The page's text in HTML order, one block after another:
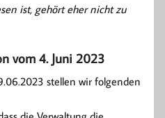
ist, gehört eher nicht zu
vom 4. Juni 2023
stellen wir folgenden